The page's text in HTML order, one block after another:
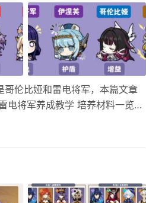
哥伦比娅和雷电将军，本篇文章
电将军养成教学 培养材料一览